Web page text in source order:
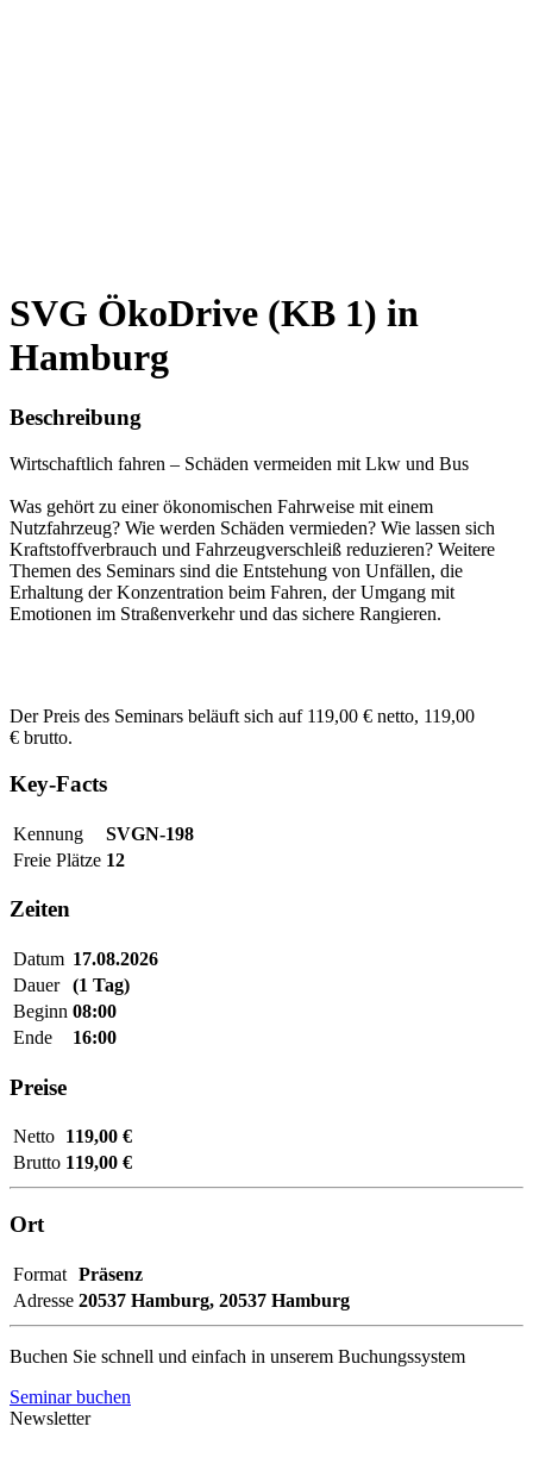
SVG ÖkoDrive (KB 1) in
Hamburg
Beschreibung
Wirtschaftlich fahren – Schäden vermeiden mit Lkw und Bus
Was gehört zu einer ökonomischen Fahrweise mit einem
Nutzfahrzeug? Wie werden Schäden vermieden? Wie lassen sich
Kraftstoffverbrauch und Fahrzeugverschleiß reduzieren? Weitere
Themen des Seminars sind die Entstehung von Unfällen, die
Erhaltung der Konzentration beim Fahren, der Umgang mit
Emotionen im Straßenverkehr und das sichere Rangieren.
Der Preis des Seminars beläuft sich auf 119,00 € netto, 119,00
€ brutto.
Key-Facts
Kennung
SVGN-198
Freie Plätze 12
Zeiten
Datum 17.08.2026
Dauer
(1 Tag)
Beginn 08:00
Ende
16:00
Preise
Netto 119,00 €
Brutto 119,00 €
Ort
Format Präsenz
Adresse 20537 Hamburg, 20537 Hamburg
Buchen Sie schnell und einfach in unserem Buchungssystem
Seminar buchen
Newsletter